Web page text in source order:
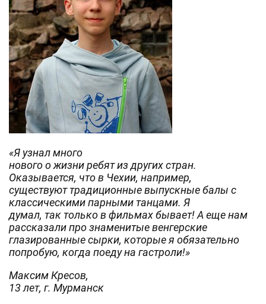
«Я узнал много
нового о жизни ребят из других стран.
Оказывается, что в Чехии, например,
существуют традиционные выпускные балы с
классическими парными танцами. Я
думал, так только в фильмах бывает! А еще нам
рассказали про знаменитые венгерские
глазированные сырки, которые я обязательно
попробую, когда поеду на гастроли!»
Максим Кресов,
13 лет, г. Мурманск